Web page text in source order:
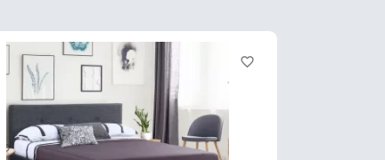
favorite_border